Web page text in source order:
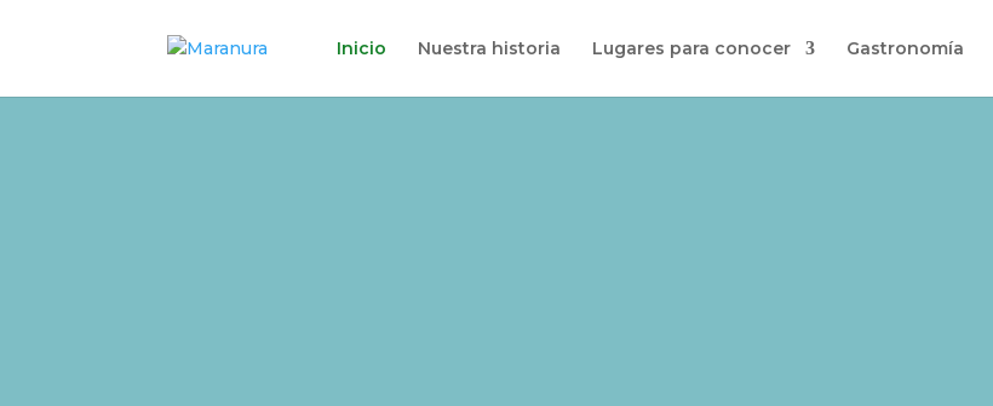
Inicio Nuestra historia Lugares para conocer Gastronomía